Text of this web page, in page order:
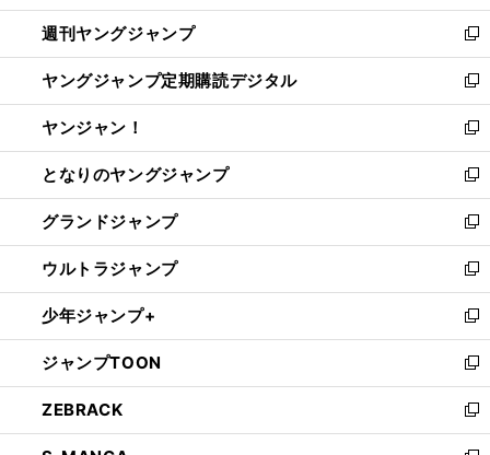
開
く
ウ
で
開
く
ン
ド
ウ
で
開
く
ウ
ィ
ン
ド
ウ
で
開
く
週刊ヤングジャンプ
新
し
い
ウ
ィ
ン
ド
ウ
で
開
く
ヤングジャンプ定期購読デジタル
新
し
い
ウ
ィ
ン
ド
ウ
で
開
く
ヤンジャン！
新
し
い
ウ
ィ
ン
ド
ウ
で
開
く
となりのヤングジャンプ
新
し
い
ウ
ィ
ン
ド
ウ
で
開
く
グランドジャンプ
新
し
い
ウ
ィ
ン
ド
ウ
で
開
ウルトラジャンプ
新
し
い
ウ
ィ
ン
ド
ウ
少年ジャンプ+
新
し
い
ウ
ィ
ン
ジャンプTOON
新
し
い
ウ
ZEBRACK
新
し